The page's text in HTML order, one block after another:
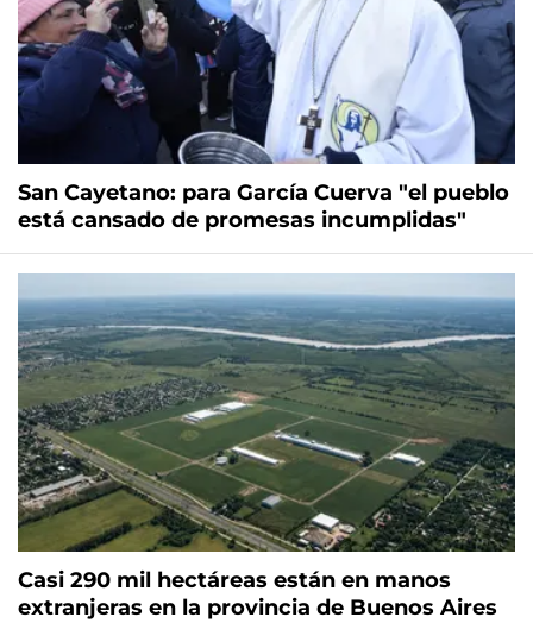
San Cayetano: para García Cuerva "el pueblo
está cansado de promesas incumplidas"
Casi 290 mil hectáreas están en manos
extranjeras en la provincia de Buenos Aires